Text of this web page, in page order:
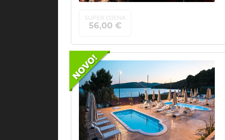
SUPER CIJENA
56,00 €